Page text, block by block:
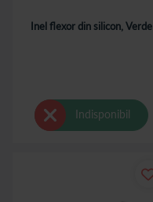
Inel flexor din silicon, Verde
Indisponibil